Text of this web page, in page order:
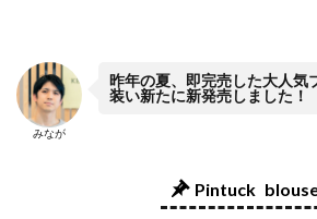
みなが
昨年の夏、即完売した大人気
装い新たに新発売しました！
Pintuck